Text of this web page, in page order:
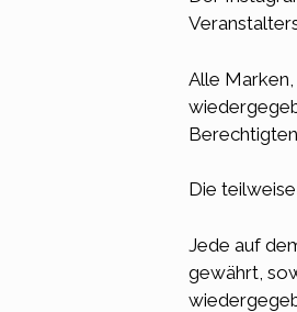
Alle
Die
Jede auf
gewährt,